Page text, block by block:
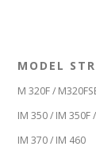
MODEL
M 320F /
IM 350 / IM 350F
IM 370 / IM 460